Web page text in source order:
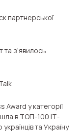
партнерської
та з’явилось
у категорії
в ТОП-100 ІТ-
та Україну